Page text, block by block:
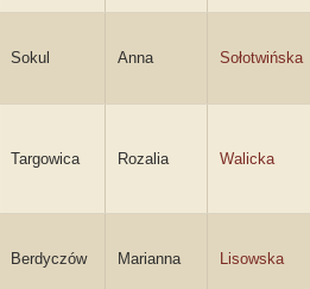
Sokul Anna Sołotwińska
Targowica Rozalia Walicka
Berdyczów Marianna Lisowska